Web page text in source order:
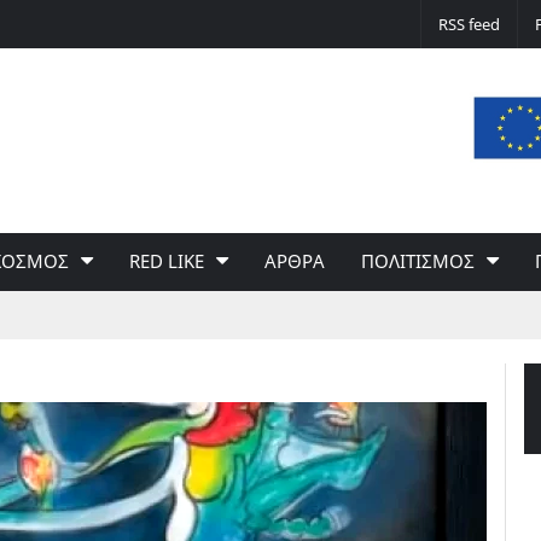
φτιάξουμε μια Ευρώπη της
Η «4η Αυγούστου» και ο αυταρχισμός
RSS feed
RED LIKE ΑΡΘΡΑ ΠΟΛΙΤΙΣΜΟΣ